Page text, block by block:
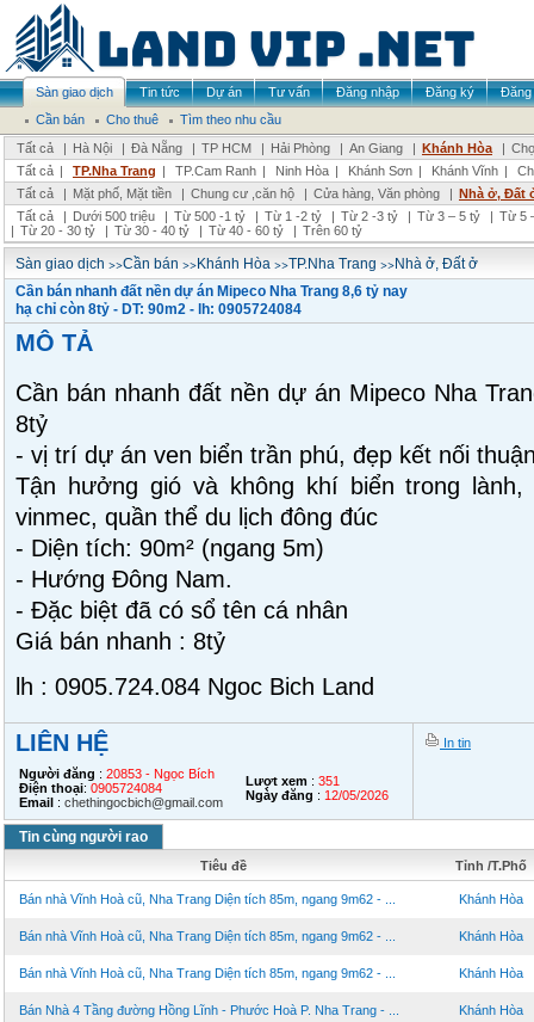
Sàn giao dịch Tin tức Dự án Tư vấn Đăng nhập Đăng ký
Đăng
Cần bán
Cho thuê
Tìm theo nhu cầu
Tất cả
| Hà Nội | Đà Nẵng | TP HCM | Hải Phòng | An Giang | Khánh Hòa |
Tất cả | TP.Nha Trang | TP.Cam Ranh | Ninh Hòa | Khánh Sơn | Khánh Vĩnh |
Tất cả
| Mặt phố, Mặt tiền | Chung cư ,căn hộ | Cửa hàng, Văn phòng | Nhà ở, Đất
Tất cả
| Dưới 500 triệu | Từ 500 -1 tỷ | Từ 1 -2 tỷ | Từ 2 -3 tỷ | Từ 3 – 5 tỷ | Từ 5
| Từ 20 - 30 tỷ | Từ 30 - 40 tỷ | Từ 40 - 60 tỷ | Trên 60 tỷ
Sàn giao dịch >>Cần bán >>Khánh Hòa >>TP.Nha Trang >>Nhà ở, Đất ở
Cần bán nhanh đất nền dự án Mipeco Nha Trang 8,6 tỷ nay
hạ chỉ còn 8tỷ - DT: 90m2 - lh: 0905724084
MÔ TẢ
Cần bán nhanh đất nền dự án Mipeco Nha
8tỷ
- vị trí dự án ven biển trần phú, đẹp kết nối
Tận hưởng gió và không khí biển trong
vinmec, quần thể du lịch đông đúc
- Diện tích: 90m² (ngang 5m)
- Hướng Đông Nam.
- Đặc biệt đã có sổ tên cá nhân
Giá bán nhanh : 8tỷ
lh : 0905.724.084 Ngoc Bich Land
LIÊN HỆ
Người đăng : 20853 - Ngọc Bích
Điện thoại: 0905724084
Email : chethingocbich@gmail.com
Lượt xem : 351
Ngày đăng : 12/05/2026
In tin
Tin cùng người rao
Tiêu đề Tỉnh /T.Phố
Bán nhà Vĩnh Hoà cũ, Nha Trang Diện tích 85m, ngang 9m62 - ... Khánh Hòa
Bán nhà Vĩnh Hoà cũ, Nha Trang Diện tích 85m, ngang 9m62 - ... Khánh Hòa
Bán nhà Vĩnh Hoà cũ, Nha Trang Diện tích 85m, ngang 9m62 - ... Khánh Hòa
Bán Nhà 4 Tầng đường Hồng Lĩnh - Phước Hoà P. Nha Trang - ... Khánh Hòa